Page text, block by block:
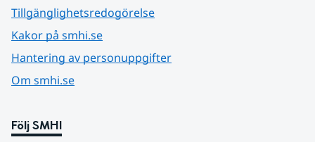
Tillgänglighetsredogörelse
Kakor på smhi.se
Hantering av personuppgifter
Om smhi.se
Följ SMHI